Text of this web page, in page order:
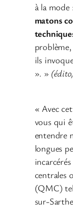
à la mode
matons
ils
». »
« Avec
vous qui
entendre
longues
centrales
(QMC)
sur-